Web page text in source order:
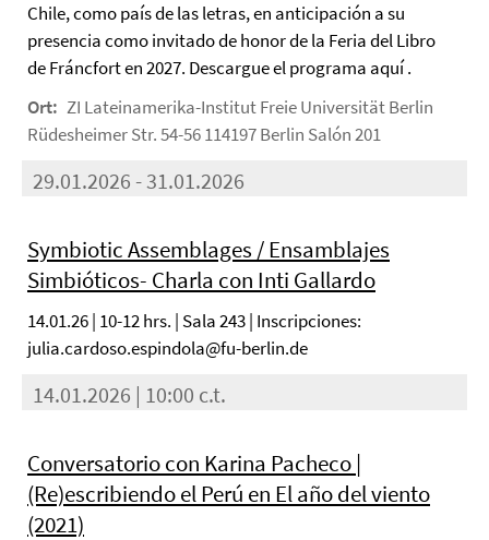
Chile, como país de las letras, en anticipación a su
presencia como invitado de honor de la Feria del Libro
de Fráncfort en 2027. Descargue el programa aquí .
Ort: ZI Lateinamerika-Institut Freie Universität Berlin
Rüdesheimer Str. 54-56 114197 Berlin Salón 201
29.01.2026 - 31.01.2026
Symbiotic Assemblages / Ensamblajes
Simbióticos- Charla con Inti Gallardo
14.01.26 | 10-12 hrs. | Sala 243 | Inscripciones:
julia.cardoso.espindola@fu-berlin.de
14.01.2026 | 10:00 c.t.
Conversatorio con Karina Pacheco |
(Re)escribiendo el Perú en El año del viento
(2021)